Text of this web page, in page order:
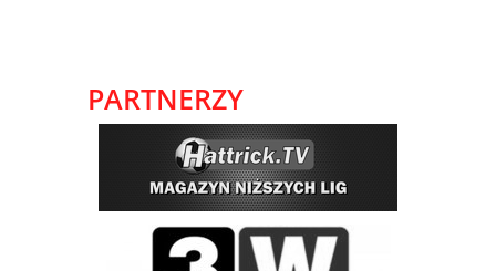
PARTNERZY